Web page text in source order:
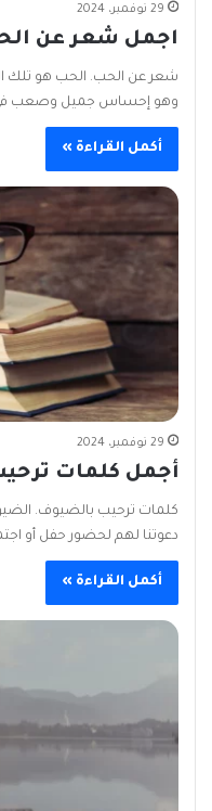
29 نوفمبر، 2024
اجمل شعر عن
شعر عن الحب. الحب هو تلك
وهو إحساس جميل وصعب في
أكمل القراءة »
29 نوفمبر، 2024
أجمل كلمات
كلمات ترحيب بالضيوف.
دعوتنا لهم لحضور حفل أو
أكمل القراءة »